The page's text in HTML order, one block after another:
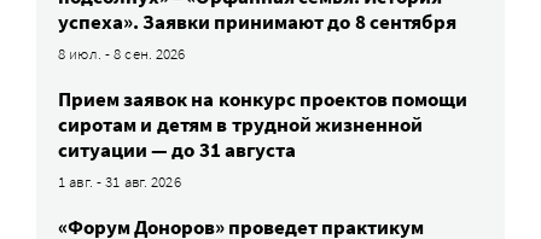
успеха». Заявки принимают до 8 сентября
8 июл. - 8 сен. 2026
Прием заявок на конкурс проектов помощи
сиротам и детям в трудной жизненной
ситуации — до 31 августа
1 авг. - 31 авг. 2026
«Форум Доноров» проведет практикум